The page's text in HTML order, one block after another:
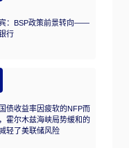
：BSP政策前景转向——
行
债收益率因疲软的NFP而
，霍尔木兹海峡局势缓和的
轻了美联储风险